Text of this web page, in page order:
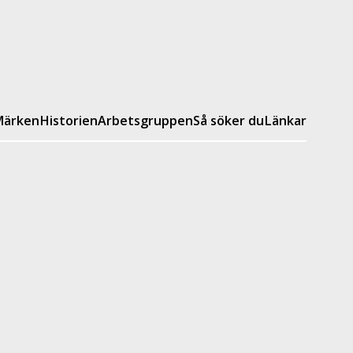
HistorienArbetsgruppenSå söker duLänkar